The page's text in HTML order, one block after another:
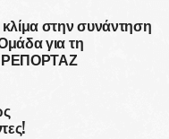
στην συνάντηση
για τη
ΡΕΠΟΡΤΑΖ